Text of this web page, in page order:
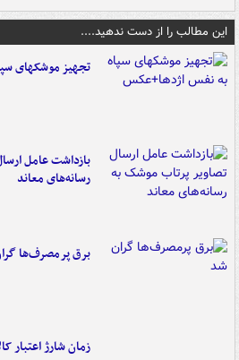
این مطالب را از دست ندهید....
تجهیز موشکهای
بازداشت عامل
رسانه‌های معاند
برق پرمصرف‌ها
زمان شارژ اعتبار